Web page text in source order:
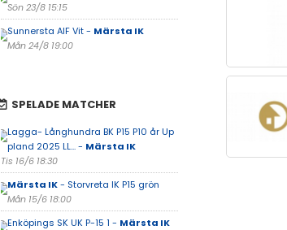
Sön 23/8 15:15
Sunnersta AIF Vit - Märsta IK
Mån 24/8 19:00
SPELADE MATCHER
Lagga- Långhundra BK P15 P10 år Up
pland 2025 LL... - Märsta IK
Tis 16/6 18:30
Märsta IK- Storvreta IK P15 grön
Mån 15/6 18:00
Enköpings SK UK P-15 1 - Märsta IK